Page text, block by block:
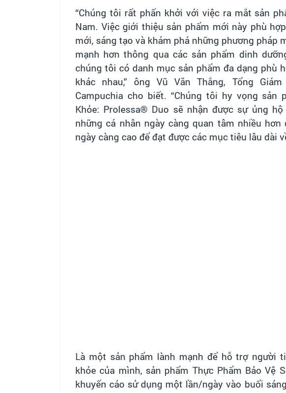
“Chúng tôi rất phấn khởi với việc ra mắt sản
Nam. Việc giới thiệu sản phẩm mới này phù
mới, sáng tạo và khám phá những phương pháp
mạnh hơn thông qua các sản phẩm dinh
chúng tôi có danh mục sản phẩm đa dạng phù
khác nhau,” ông Vũ Văn Thắng, Tổng
Campuchia cho biết. “Chúng tôi hy vọng sản
Khỏe: Prolessa® Duo sẽ nhận được sự ủng
những cá nhân ngày càng quan tâm nhiều
ngày càng cao để đạt được các mục tiêu lâu dài
Là một sản phẩm lành mạnh để hỗ trợ người
khỏe của mình, sản phẩm Thực Phẩm Bảo Vệ
khuyến cáo sử dụng một lần/ngày vào buổi